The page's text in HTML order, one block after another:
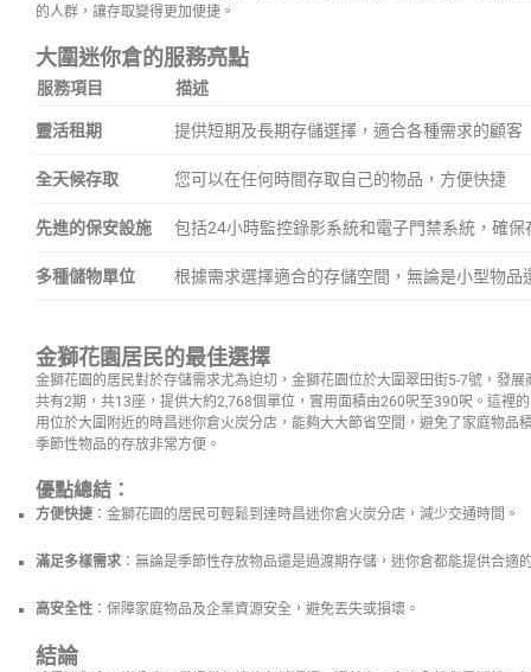
的人群，讓存取變得更加便捷。
大圍迷你倉的服務亮點
服務項目 描述
靈活租期 提供短期及長期存儲選擇，適合各種需求的顧客
全天候存取 您可以在任何時間存取自己的物品，方便快捷
先進的保安設施 包括24小時監控錄影系統和電子門禁系統，確保
多種儲物單位 根據需求選擇適合的存儲空間，無論是小型物品
金獅花園居民的最佳選擇
金獅花園的居民對於存儲需求尤為迫切，金獅花園位於大圍翠田街5-7號，發
共有2期，共13座，提供大約2,768個單位，實用面積由260呎至390呎。這裡
用位於大圍附近的時昌迷你倉火炭分店，能夠大大節省空間，避免了家庭物品
季節性物品的存放非常方便。
優點總結 ：
方便快捷 ：金獅花園的居民可輕鬆到達時昌迷你倉火炭分店，減少交通時間。
滿足多樣需求 ：無論是季節性存放物品還是過渡期存儲，迷你倉都能提供合適
高安全性 ：保障家庭物品及企業資源安全，避免丟失或損壞。
結論